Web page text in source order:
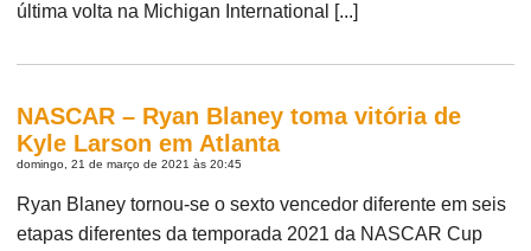
última volta na Michigan International [...]
NASCAR – Ryan Blaney toma vitória de
Kyle Larson em Atlanta
domingo, 21 de março de 2021 às 20:45
Ryan Blaney tornou-se o sexto vencedor diferente em seis
etapas diferentes da temporada 2021 da NASCAR Cup